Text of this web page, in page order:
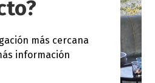
más cercana
información